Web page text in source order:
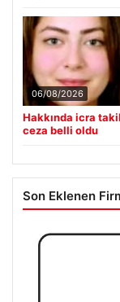
06/08/2026
Hakkında icra
ceza belli oldu
Son Eklenen